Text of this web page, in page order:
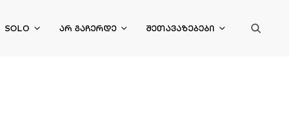
SOLO ᲐᲠ ᲒᲐᲩᲔᲠᲓᲔ ᲨᲔᲗᲐᲕᲐᲖᲔᲑᲔᲑᲘ